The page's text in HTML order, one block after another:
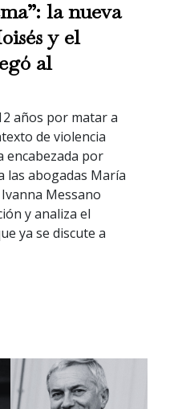
la nueva
y el
al
años por matar a
de violencia
encabezada por
las abogadas María
Messano
y analiza el
ya se discute a